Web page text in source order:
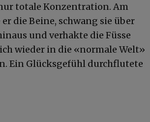
totale Konzentration. Am
die Beine, schwang sie über
und verhakte die Füsse
wieder in die «normale Welt»
Ein Glücksgefühl durchflutete